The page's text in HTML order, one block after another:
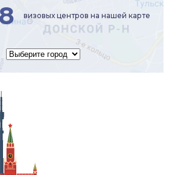
визовых центров на нашей карте